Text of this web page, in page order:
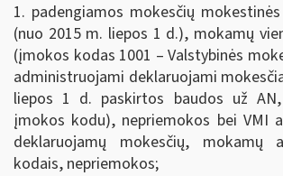
1. padengiamos mokesčių
(nuo 2015 m. liepos 1 d.), mokamų
(įmokos kodas 1001 – Valstybinės
administruojami deklaruojami
liepos 1 d. paskirtos baudos už
įmokos kodu), nepriemokos bei VMI
deklaruojamų mokesčių, mokamų
kodais, nepriemokos;